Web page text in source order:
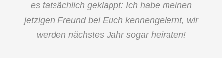
es tatsächlich geklappt: Ich habe meinen
jetzigen Freund bei Euch kennengelernt, wir
werden nächstes Jahr sogar heiraten!